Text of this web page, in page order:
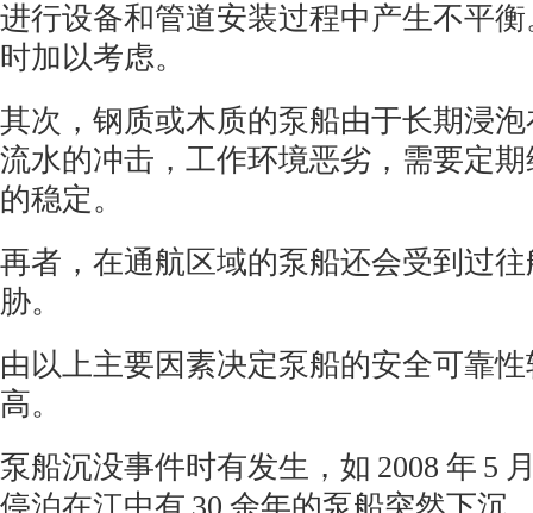
进行设备和管道安装过程中产生不平
时加以考虑。
其次，钢质或木质的泵船由于长期浸
流水的冲击，工作环境恶劣，需要定
的稳定。
再者，在通航区域的泵船还会受到过
胁。
由以上主要因素决定泵船的安全可靠
高。
泵船沉没事件时有发生，如 2008 年 5